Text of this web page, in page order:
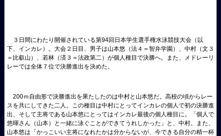
３日間にわたり開催されている第94回日本学生選手権水泳競技大会（以
下、インカレ）。大会２日目、男子は山本悠（法４＝智弁学園）、中村（文３
＝比叡山）、若林（済３＝法政第二）が個人種目で決勝へ。また、メドレーリ
レーでは全体７位で決勝進出を決めた。
200ｍ自由形で決勝進出を果たしたのは中村と山本悠だ。高校の頃からレー
スを共にしてきた二人。この種目は中村にとってインカレの個人で初の決勝進
出、そして主将である山本悠にとってはインカレ最後の個人種目に。「個人で
悠暉さん（山本）と一緒に泳ぐことができてうれしかった」と、中村。また、
山本悠は「かっこいい主将になれたかは分からないが、今できる自分の精一杯